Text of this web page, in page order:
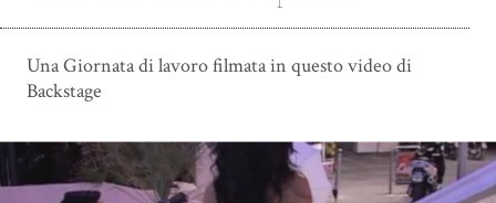
Una Giornata di lavoro filmata in questo video di
Backstage